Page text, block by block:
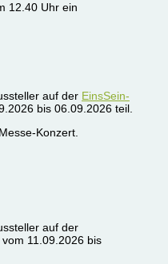
12.40 Uhr ein
auf der EinsSein-
bis 06.09.2026 teil.
Konzert.
auf der
vom 11.09.2026 bis